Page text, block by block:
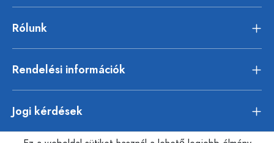
Rólunk
Rendelési információk
Jogi kérdések